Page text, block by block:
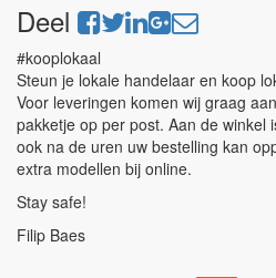
Deel
#kooplokaal
Steun je lokale handelaar en koop
Voor leveringen komen wij graag
pakketje op per post. Aan de winkel
ook na de uren uw bestelling kan
extra modellen bij online.
Stay safe!
Filip Baes